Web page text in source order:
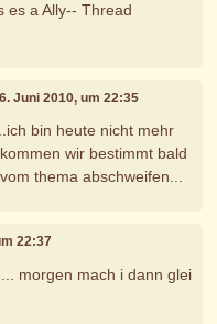
es a Ally-- Thread
Juni 2010, um 22:35
bin heute nicht mehr
wir bestimmt bald
thema abschweifen...
22:37
morgen mach i dann glei